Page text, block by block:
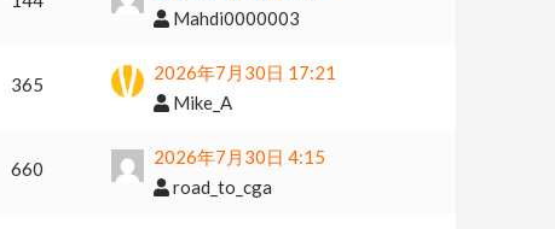
Mahdi0000003
365
2026年7月30日 17:21
Mike_A
660
2026年7月30日 4:15
road_to_cga